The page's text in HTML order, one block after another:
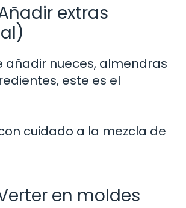
extras
añadir nueces, almendras
este es el
cuidado a la mezcla de
en moldes